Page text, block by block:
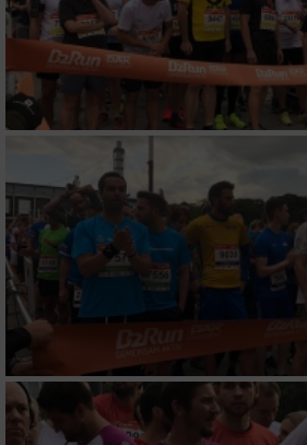
Verwendung reduzierter Daten zur
von Werbeanzeigen
Erstellung von Profilen für
Werbung
Verwendung von Profilen zur Auswahl
personalisierter Werbung
Erstellung von Profilen zur
von Inhalten
Verwendung von Profilen zur Auswahl
Messung der Werbeleistung